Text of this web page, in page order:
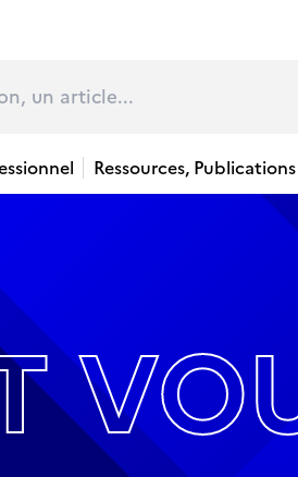
Ressources, Publications